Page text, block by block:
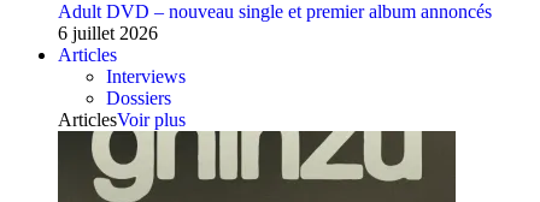
Adult DVD – nouveau single et premier album annoncés
6 juillet 2026
Articles
Interviews
Dossiers
ArticlesVoir plus